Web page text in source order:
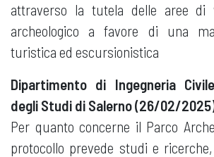
attraverso la tutela delle aree di
archeologico a favore di una
turistica ed escursionistica
Dipartimento di Ingegneria
degli Studi di Salerno (26/02/
Per quanto concerne il Parco
protocollo prevede studi e